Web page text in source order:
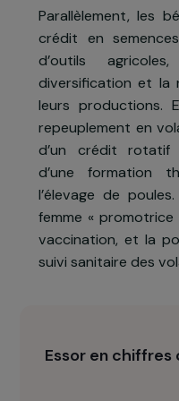
La formation
théoriques,
parcelles
et
techniques, ainsi
des centres de
de
Parallèlement,
crédit en
d’outils
d’un crédit